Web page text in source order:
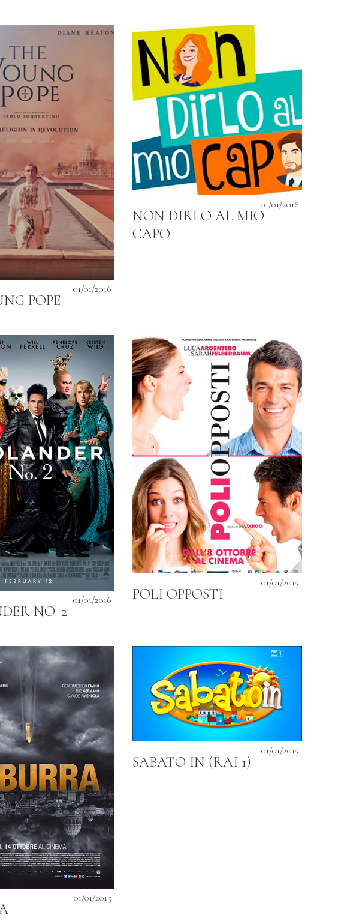
01/01/2016
POPE
01/01/2016
NON DIRLO AL MIO
CAPO
01/01/2016
NO. 2
01/01/2015
POLI OPPOSTI
01/01/2015
01/01/2015
SABATO IN (RAI 1)